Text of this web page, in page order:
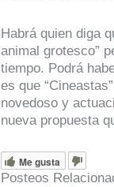
Habrá quien diga
animal grotesco”
tiempo. Podrá
es que
novedoso y
nueva propuesta
Me gusta
Posteos